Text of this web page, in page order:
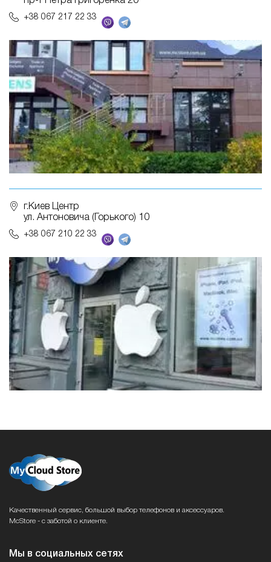
+38 067 217 22 33
г.Киев Центр
ул. Антоновича (Горького) 10
+38 067 210 22 33
Качественный сервис, большой выбор телефонов и аксессуаров.
McStore - с заботой о клиенте.
Мы в социальных сетях